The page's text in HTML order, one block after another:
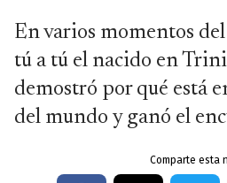
En varios momentos
tú a tú el nacido en
demostró por qué está
del mundo y ganó el
Comparte esta